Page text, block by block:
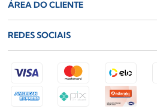
ÁREA DO CLIENTE
REDES SOCIAIS